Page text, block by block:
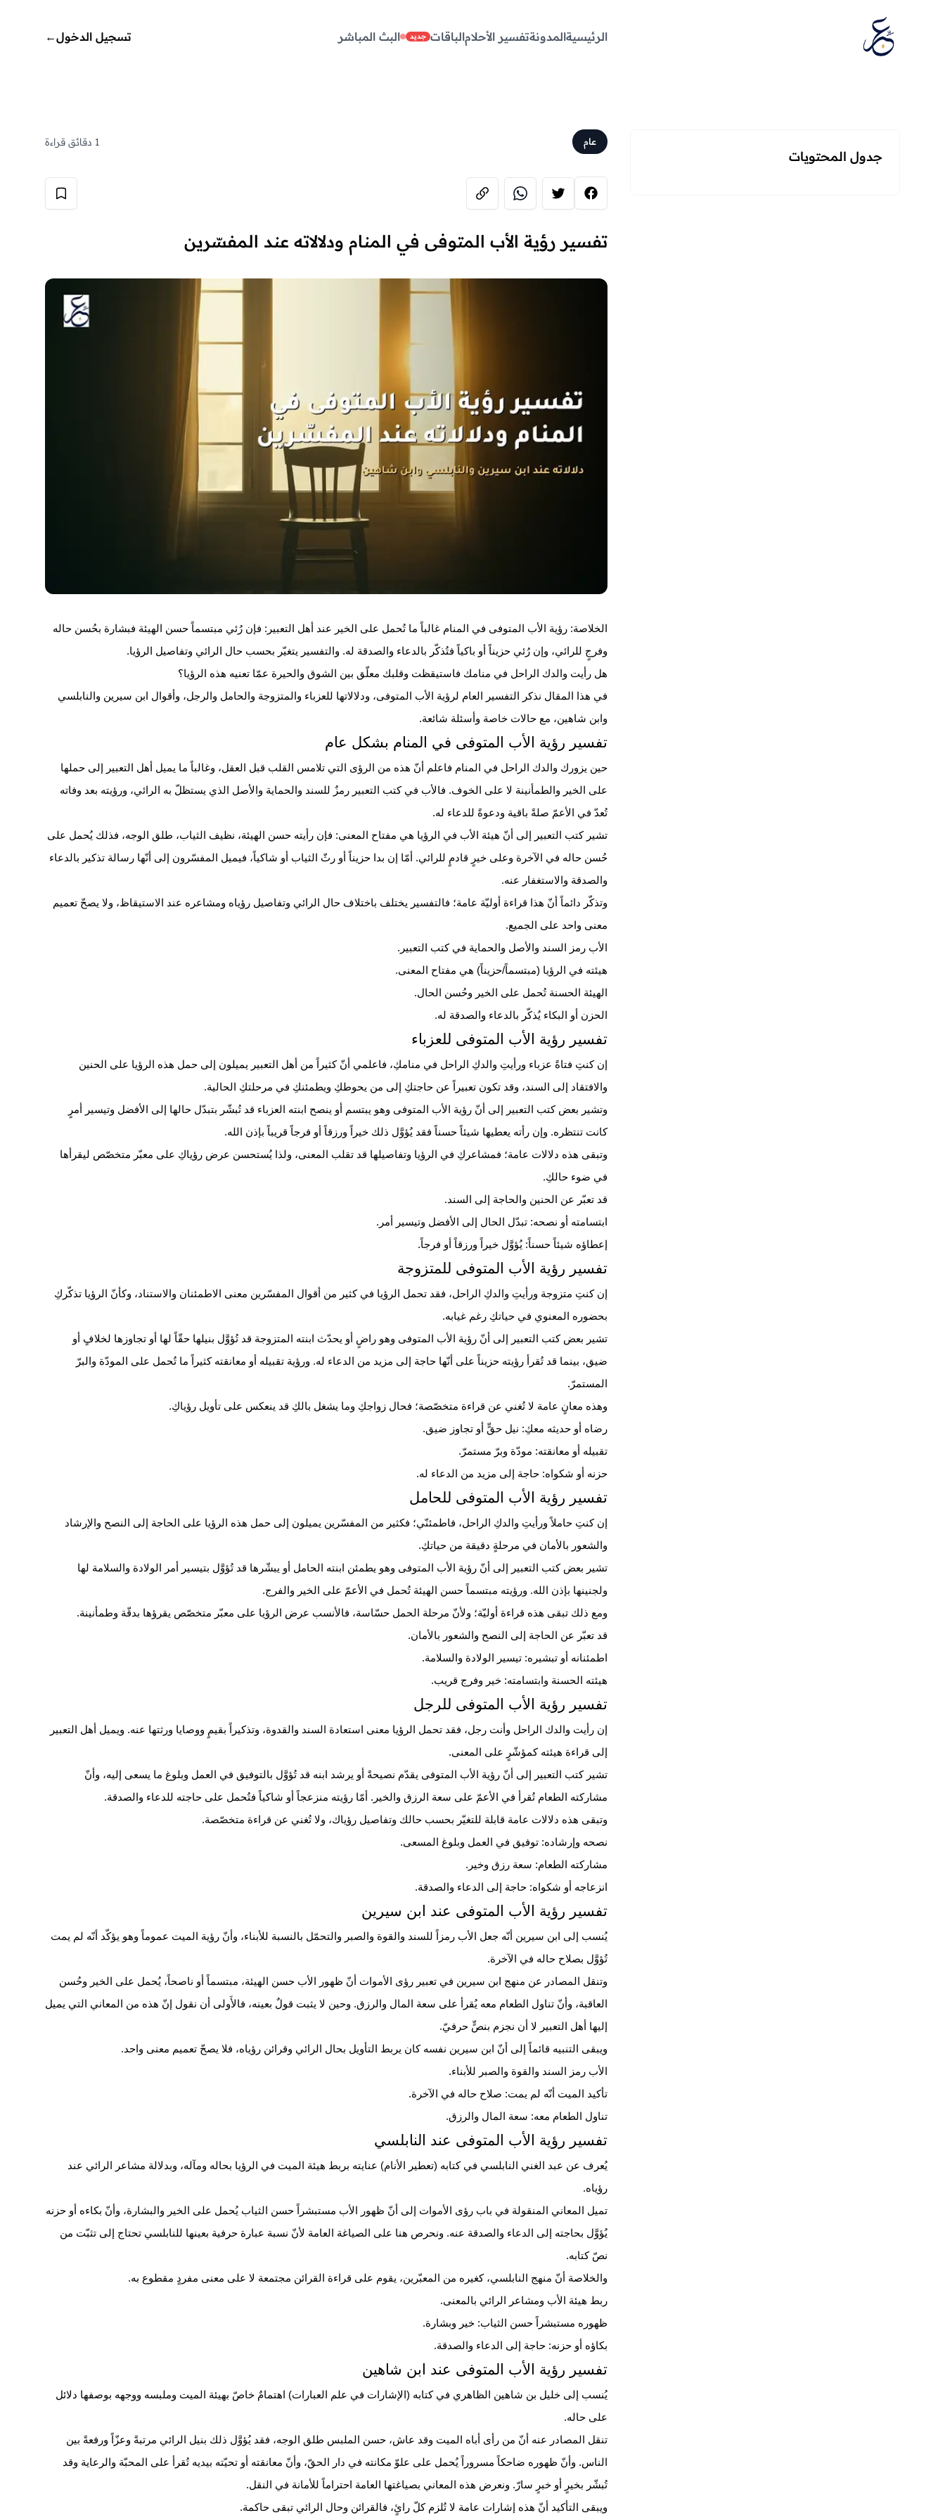
الرئيسيةالمدونةتفسير الأحلامالباقات جديد البث المباشر تسجيل الدخول←
جدول المحتويات
عام 1 دقائق قراءة
تفسير رؤية الأب المتوفى في المنام ودلالاته عند المفسّرين
الخلاصة: رؤية الأب المتوفى في المنام غالباً ما تُحمل على الخير عند أهل التعبير: فإن رُئي مبتسماً حسن الهيئة فبشارة بحُسن حاله
وفرجٍ للرائي، وإن رُئي حزيناً أو باكياً فتُذكّر بالدعاء والصدقة له. والتفسير يتغيّر بحسب حال الرائي وتفاصيل الرؤيا.
هل رأيت والدك الراحل في منامك فاستيقظت وقلبك معلّق بين الشوق والحيرة عمّا تعنيه هذه الرؤيا؟
في هذا المقال نذكر التفسير العام لرؤية الأب المتوفى، ودلالاتها للعزباء والمتزوجة والحامل والرجل، وأقوال ابن سيرين والنابلسي
وابن شاهين، مع حالات خاصة وأسئلة شائعة.
تفسير رؤية الأب المتوفى في المنام بشكل عام
حين يزورك والدك الراحل في المنام فاعلم أنّ هذه من الرؤى التي تلامس القلب قبل العقل، وغالباً ما يميل أهل التعبير إلى حملها
على الخير والطمأنينة لا على
الخوف. فالأب في كتب التعبير رمزٌ للسند والحماية والأصل الذي يستظلّ به الرائي، ورؤيته بعد وفاته
تُعدّ في الأعمّ صلةً باقية ودعوةً للدعاء له.
تشير كتب التعبير إلى أنّ هيئة الأب في الرؤيا هي مفتاح المعنى: فإن رأيته حسن الهيئة، نظيف الثياب، طلق الوجه، فذلك يُحمل على
حُسن حاله في الآخرة وعلى خيرٍ قادمٍ للرائي. أمّا إن بدا حزيناً أو رثّ الثياب أو شاكياً، فيميل المفسّرون إلى أنّها رسالة تذكير بالدعاء
والصدقة والاستغفار عنه.
وتذكّر دائماً أنّ هذا قراءة أوليّة عامة؛ فالتفسير يختلف باختلاف حال الرائي وتفاصيل رؤياه ومشاعره عند الاستيقاظ، ولا يصحّ تعميم
معنى واحد على الجميع.
الأب رمز السند والأصل والحماية في كتب التعبير.
هيئته في الرؤيا (مبتسماً/حزيناً) هي مفتاح المعنى.
الهيئة الحسنة تُحمل على الخير وحُسن الحال.
الحزن أو
البكاء يُذكّر بالدعاء والصدقة له.
تفسير رؤية الأب المتوفى للعزباء
إن كنتِ فتاةً عزباء ورأيتِ والدكِ الراحل في منامكِ، فاعلمي أنّ كثيراً من أهل التعبير يميلون إلى حمل هذه الرؤيا على الحنين
والافتقاد إلى السند، وقد تكون تعبيراً عن حاجتكِ إلى من يحوطكِ ويطمئنكِ في مرحلتكِ الحالية.
وتشير بعض كتب التعبير إلى أنّ رؤية الأب المتوفى وهو يبتسم أو ينصح ابنته العزباء قد تُبشّر بتبدّل حالها إلى الأفضل وتيسير أمرٍ
كانت تنتظره. وإن رأته يعطيها شيئاً حسناً فقد يُؤوَّل ذلك خيراً ورزقاً أو فرجاً قريباً بإذن الله.
وتبقى هذه دلالات عامة؛ فمشاعركِ في الرؤيا وتفاصيلها قد تقلب المعنى، ولذا يُستحسن عرض رؤياكِ على معبّر متخصّص ليقرأها
في ضوء حالكِ.
قد تعبّر عن الحنين والحاجة إلى السند.
ابتسامته أو نصحه: تبدّل الحال إلى الأفضل وتيسير أمر.
إعطاؤه شيئاً حسناً: يُؤوَّل خيراً ورزقاً أو فرجاً.
تفسير رؤية الأب المتوفى للمتزوجة
إن كنتِ متزوجة ورأيتِ والدكِ الراحل، فقد تحمل الرؤيا في كثير من أقوال المفسّرين معنى الاطمئنان والاستناد، وكأنّ الرؤيا تذكّركِ
بحضوره المعنوي في حياتكِ رغم غيابه.
تشير بعض كتب التعبير إلى أنّ رؤية الأب المتوفى وهو راضٍ أو يحدّث ابنته المتزوجة قد تُؤوَّل بنيلها حقّاً لها أو تجاوزها لخلافٍ أو
ضيق، بينما قد تُقرأ رؤيته حزيناً على أنّها حاجة إلى مزيد من
الدعاء له. ورؤية تقبيله أو معانقته كثيراً ما تُحمل على المودّة والبرّ
المستمرّ.
وهذه معانٍ عامة لا تُغني عن قراءة متخصّصة؛ فحال زواجكِ وما يشغل بالكِ قد ينعكس على تأويل رؤياكِ.
رضاه أو حديثه معكِ: نيل حقٍّ أو تجاوز ضيق.
تقبيله أو معانقته: مودّة وبرّ مستمرّ.
حزنه أو شكواه: حاجة إلى مزيد من الدعاء له.
تفسير رؤية الأب المتوفى للحامل
إن كنتِ حاملاً ورأيتِ والدكِ الراحل، فاطمئنّي؛ فكثير من المفسّرين يميلون إلى حمل هذه الرؤيا على الحاجة إلى النصح والإرشاد
والشعور بالأمان في مرحلةٍ دقيقة من حياتكِ.
تشير بعض كتب التعبير إلى أنّ رؤية الأب المتوفى وهو يطمئن ابنته الحامل أو يبشّرها قد تُؤوَّل بتيسير أمر الولادة والسلامة لها
ولجنينها بإذن الله. ورؤيته مبتسماً حسن الهيئة تُحمل في الأعمّ على الخير والفرج.
ومع ذلك تبقى هذه قراءة أوليّة؛ ولأنّ مرحلة الحمل حسّاسة، فالأنسب عرض الرؤيا على معبّر متخصّص يقرؤها بدقّة وطمأنينة.
قد تعبّر عن الحاجة إلى النصح والشعور بالأمان.
اطمئنانه أو تبشيره: تيسير الولادة والسلامة.
هيئته الحسنة وابتسامته: خير وفرج قريب.
تفسير رؤية الأب المتوفى للرجل
إن رأيت والدك الراحل وأنت رجل، فقد تحمل الرؤيا معنى استعادة السند والقدوة، وتذكيراً بقيمٍ ووصايا ورثتها عنه. ويميل أهل التعبير
إلى قراءة هيئته كمؤشّرٍ على المعنى.
تشير كتب التعبير إلى أنّ رؤية الأب المتوفى يقدّم نصيحةً أو يرشد ابنه قد تُؤوَّل بالتوفيق في العمل وبلوغ ما يسعى إليه، وأنّ
مشاركته الطعام تُقرأ في الأعمّ على سعة الرزق والخير. أمّا رؤيته منزعجاً أو شاكياً فتُحمل على حاجته للدعاء والصدقة.
وتبقى هذه دلالات عامة قابلة للتغيّر بحسب حالك وتفاصيل رؤياك، ولا تُغني عن قراءة متخصّصة.
نصحه وإرشاده: توفيق في العمل وبلوغ المسعى.
مشاركته الطعام: سعة رزق وخير.
انزعاجه أو شكواه: حاجة إلى الدعاء والصدقة.
تفسير رؤية الأب المتوفى عند ابن سيرين
يُنسب إلى ابن سيرين أنّه جعل الأب رمزاً للسند والقوة والصبر والتحمّل بالنسبة للأبناء، وأنّ رؤية الميت عموماً وهو يؤكّد أنّه لم يمت
تُؤوَّل بصلاح حاله في الآخرة.
وتنقل المصادر عن منهج ابن سيرين في تعبير رؤى الأموات أنّ ظهور الأب حسن الهيئة، مبتسماً أو ناصحاً، يُحمل على الخير وحُسن
العاقبة، وأنّ تناول الطعام معه يُقرأ على سعة المال والرزق. وحين لا يثبت قولٌ بعينه، فالأَولى أن نقول إنّ هذه من المعاني التي يميل
إليها أهل التعبير لا أن نجزم بنصٍّ حرفيّ.
ويبقى التنبيه قائماً إلى أنّ ابن سيرين نفسه كان يربط التأويل بحال الرائي وقرائن رؤياه، فلا يصحّ تعميم معنى واحد.
الأب رمز السند والقوة والصبر للأبناء.
تأكيد الميت أنّه لم يمت: صلاح حاله في الآخرة.
تناول الطعام معه: سعة المال والرزق.
تفسير رؤية الأب المتوفى عند النابلسي
يُعرف عن عبد الغني النابلسي في كتابه (تعطير الأنام) عنايته بربط هيئة الميت في الرؤيا بحاله ومآله، وبدلالة مشاعر الرائي عند
رؤياه.
تميل المعاني المنقولة في باب رؤى الأموات إلى أنّ ظهور الأب مستبشراً حسن الثياب يُحمل على الخير والبشارة، وأنّ بكاءه أو حزنه
يُؤوَّل بحاجته إلى الدعاء والصدقة عنه. ونحرص هنا على الصياغة العامة لأنّ نسبة عبارة حرفية بعينها للنابلسي تحتاج إلى تثبّت من
نصّ كتابه.
والخلاصة أنّ منهج النابلسي، كغيره من المعبّرين، يقوم على قراءة القرائن مجتمعة لا على معنى مفردٍ مقطوع به.
ربط هيئة الأب ومشاعر الرائي بالمعنى.
ظهوره مستبشراً حسن الثياب: خير وبشارة.
بكاؤه أو حزنه: حاجة إلى الدعاء والصدقة.
تفسير رؤية الأب المتوفى عند ابن شاهين
يُنسب إلى خليل بن شاهين الظاهري في كتابه (الإشارات في علم العبارات) اهتمامٌ خاصّ بهيئة الميت وملبسه ووجهه بوصفها دلائل
على حاله.
تنقل المصادر عنه أنّ من رأى أباه الميت وقد عاش، حسن الملبس طلق الوجه، فقد يُؤوَّل ذلك بنيل الرائي مرتبةً وعزّاً ورفعةً بين
الناس. وأنّ ظهوره ضاحكاً مسروراً يُحمل على علوّ مكانته في دار الحقّ، وأنّ معانقته أو تحيّته بيديه تُقرأ على المحبّة والرعاية وقد
تُبشّر بخيرٍ أو خبرٍ سارّ. ونعرض هذه المعاني بصياغتها العامة احتراماً للأمانة في النقل.
ويبقى التأكيد أنّ هذه إشارات عامة لا تُلزم كلّ رائٍ، فالقرائن وحال الرائي تبقى حاكمة.